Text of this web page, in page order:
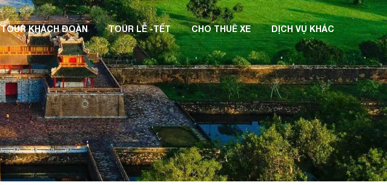
TOUR KHÁCH ĐOÀN TOUR LỄ -TẾT CHO THUÊ XE DỊCH VỤ KHÁC